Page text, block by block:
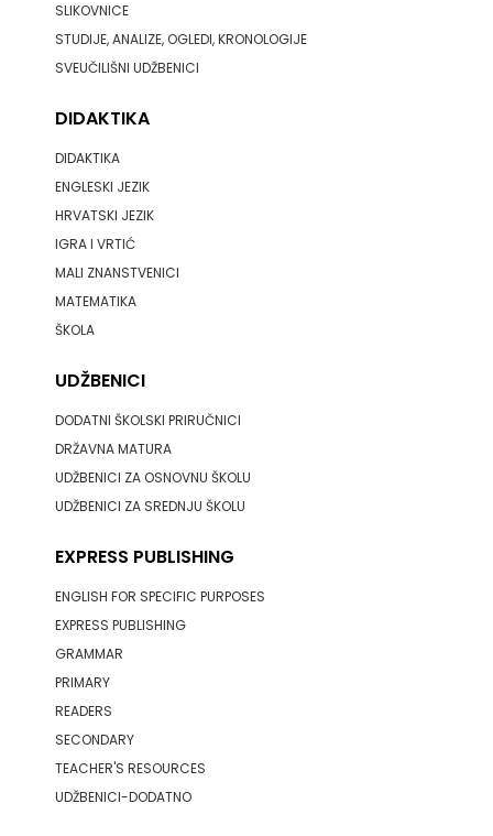
SLIKOVNICE
STUDIJE, ANALIZE, OGLEDI, KRONOLOGIJE
SVEUČILIŠNI UDŽBENICI
DIDAKTIKA
DIDAKTIKA
ENGLESKI JEZIK
HRVATSKI JEZIK
IGRA I VRTIĆ
MALI ZNANSTVENICI
MATEMATIKA
ŠKOLA
UDŽBENICI
DODATNI ŠKOLSKI PRIRUČNICI
DRŽAVNA MATURA
UDŽBENICI ZA OSNOVNU ŠKOLU
UDŽBENICI ZA SREDNJU ŠKOLU
EXPRESS PUBLISHING
ENGLISH FOR SPECIFIC PURPOSES
EXPRESS PUBLISHING
GRAMMAR
PRIMARY
READERS
SECONDARY
TEACHER'S RESOURCES
UDŽBENICI-DODATNO